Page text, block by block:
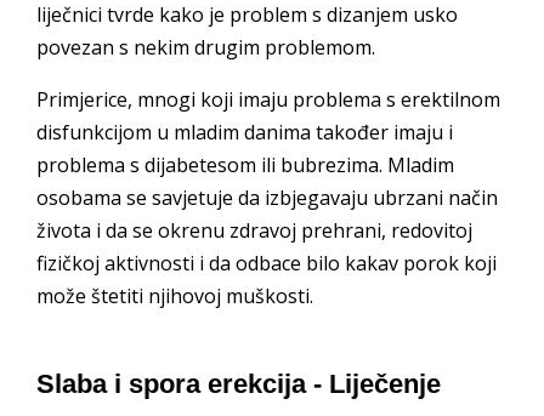
liječnici tvrde kako je problem s dizanjem usko
povezan s nekim drugim problemom.
Primjerice, mnogi koji imaju problema s erektilnom
disfunkcijom u mladim danima također imaju i
problema s dijabetesom ili bubrezima. Mladim
osobama se savjetuje da izbjegavaju ubrzani način
života i da se okrenu zdravoj prehrani, redovitoj
fizičkoj aktivnosti i da odbace bilo kakav porok koji
može štetiti njihovoj muškosti.
Slaba i spora erekcija - Liječenje